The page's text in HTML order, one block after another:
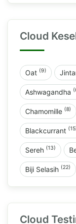
Cloud
Oat (9)
Ashwagandha
Chamomille (8)
Blackcurrant
Sereh (13)
Biji Selasih (22)
Cloud